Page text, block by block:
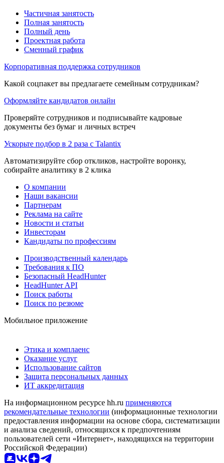
Частичная занятость
Полная занятость
Полный день
Проектная работа
Сменный график
Корпоративная поддержка сотрудников
Какой соцпакет вы предлагаете семейным сотрудникам?
Оформляйте кандидатов онлайн
Проверяйте сотрудников и подписывайте кадровые
документы без бумаг и личных встреч
Ускорьте подбор в 2 раза с Talantix
Автоматизируйте сбор откликов, настройте воронку,
собирайте аналитику в 2 клика
О компании
Наши вакансии
Партнерам
Реклама на сайте
Новости и статьи
Инвесторам
Кандидаты по профессиям
Производственный календарь
Требования к ПО
Безопасный HeadHunter
HeadHunter API
Поиск работы
Поиск по резюме
Мобильное приложение
Этика и комплаенс
Оказание услуг
Использование сайтов
Защита персональных данных
ИТ аккредитация
На информационном ресурсе hh.ru применяются
рекомендательные технологии (информационные технологии
предоставления информации на основе сбора, систематизации
и анализа сведений, относящихся к предпочтениям
пользователей сети «Интернет», находящихся на территории
Российской Федерации)